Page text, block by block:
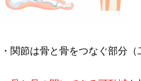
・関節は骨と骨をつなぐ部分